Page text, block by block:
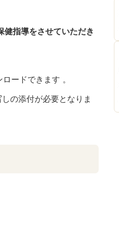
健指導をさせていただき
ードできます 。
の添付が必要となりま